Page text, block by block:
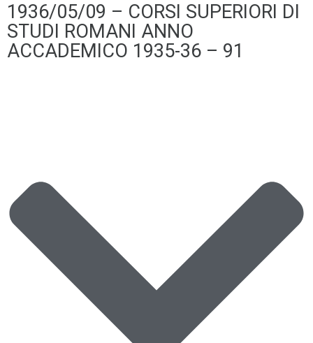
1936/05/09 – CORSI SUPERIORI DI
STUDI ROMANI ANNO
ACCADEMICO 1935-36 – 91